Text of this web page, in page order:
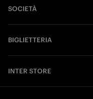
SOCIETÀ
BIGLIETTERIA
INTER STORE